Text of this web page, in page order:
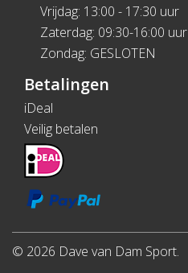
Vrijdag: 13:00 - 17:30 uur
Zaterdag: 09:30-16:00 uur
Zondag: GESLOTEN
Betalingen
iDeal
Veilig betalen
© 2026 Dave van Dam Sport.